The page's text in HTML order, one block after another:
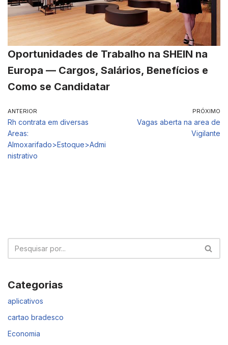
Oportunidades de Trabalho na SHEIN na
Europa — Cargos, Salários, Benefícios e
Como se Candidatar
ANTERIOR
Rh contrata em diversas
Areas:
Almoxarifado>Estoque>Admi
nistrativo
PRÓXIMO
Vagas aberta na area de
Vigilante
Categorias
aplicativos
cartao bradesco
Economia